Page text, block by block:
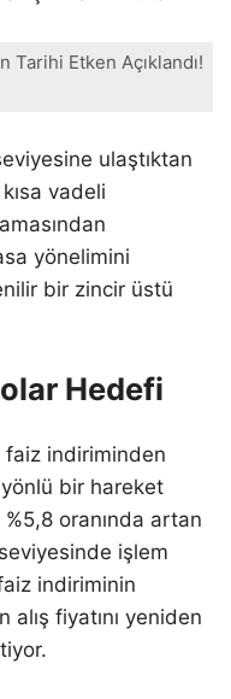
Tarihi Etken Açıklandı!
ulaştıktan
vadeli
yönelimini
bir zincir üstü
Hedefi
faiz indiriminden
bir hareket
oranında artan
işlem
indiriminin
alış fiyatını yeniden